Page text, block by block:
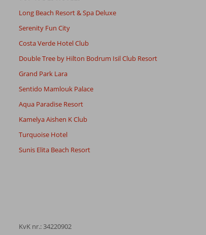
Long Beach Resort & Spa Deluxe
Serenity Fun City
Costa Verde Hotel Club
Double Tree by Hilton Bodrum Isil Club Resort
Grand Park Lara
Sentido Mamlouk Palace
Aqua Paradise Resort
Kamelya Aishen K Club
Turquoise Hotel
Sunis Elita Beach Resort
KvK nr.: 34220902